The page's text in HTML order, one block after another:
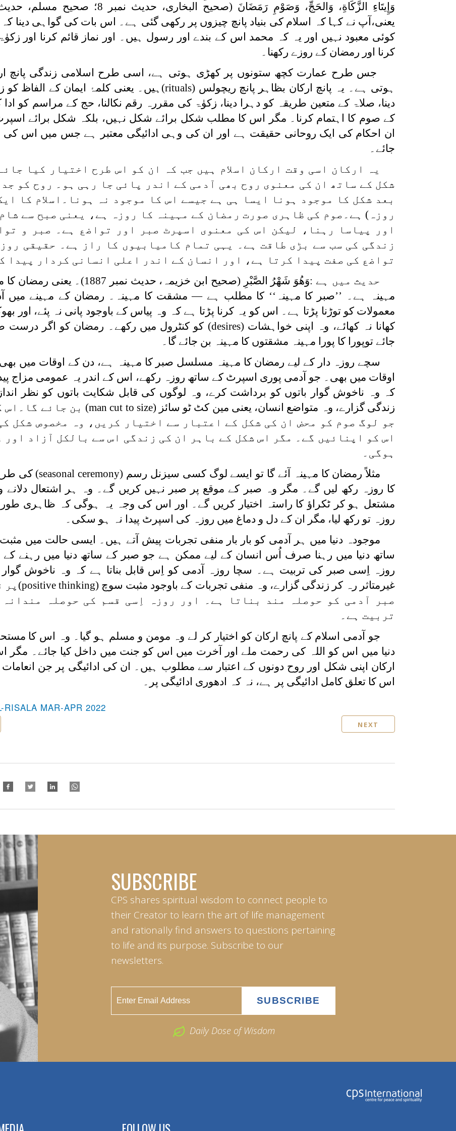
وَإِيتَاءِ الزَّكَاةِ، وَالحَجِّ، وَصَوْمِ رَمَضَانَ
یعنی،آپ نے کہا کہ اسلام کی بنیاد پانچ چیزوں پر رکھی گئی ہے۔ اس بات کی گواہی دینا کہ
کوئی معبود نہیں اور یہ کہ محمد اس کے بندے اور رسول ہیں۔ اور نماز قائم کرنا اور زکوٰۃ
کرنا اور رمضان کے روزے رکھنا۔
جس طرح عمارت کچھ ستونوں پر کھڑی ہوتی ہے، اسی طرح اسلامی زندگی پانچ
ہوتی ہے۔ یہ پانچ ارکان بظاہر پانچ ریچولس (rituals)ہیں۔ یعنی کلمۂ ایمان کے الفاظ کو
دینا، صلاۃ کے متعین طریقہ کو دہرا دینا، زکوٰۃ کی مقررہ رقم نکالنا، حج کے مراسم کو ادا
کے صوم کا اہتمام کرنا۔ مگر اس کا مطلب شکل برائے شکل نہیں، بلکہ شکل برائے
ان احکام کی ایک روحانی حقیقت ہے اور ان کی وہی ادائیگی معتبر ہے جس میں اس کی
جائے۔
یہ ارکان اسی وقت ارکان اسلام ہیں جب کہ ان کو اس طرح اختیار کیا
شکل کے ساتھ ان کی معنوی روح بھی آدمی کے اندر پائی جا رہی ہو۔ روح کو
بعد شکل کا موجود ہونا ایسا ہی ہے جیسے اس کا موجود نہ ہونا۔اسلام کا
روزہ) ہے۔صوم کی ظاہری صورت رمضان کے مہینہ کا روزہ ہے، یعنی صبح سے
اور پیاسا رہنا، لیکن اس کی معنوی اسپرٹ صبر اور تواضع ہے۔ صبر و
زندگی کی سب سے بڑی طاقت ہے۔ یہی تمام کامیابیوں کا راز ہے۔ حقیقی
تواضع کی صفت پیدا کرتا ہے، اور انسان کے اندر اعلی انسانی کردار پیدا
حدیث میں ہے :وَهُوَ ‌شَهْرُ ‌الصَّبْرِ
(صحیح ابن خزیمہ، حدیث نمبر 1887)۔
مہینہ ہے۔ ’’صبر کا مہینہ‘‘ کا مطلب ہے — مشقت کا مہینہ۔ رمضان کے مہینے میں
معمولات کو توڑنا پڑتا ہے۔ اس کو یہ کرنا پڑتا ہے کہ وہ پیاس کے باوجود پانی نہ پئے، اور
کھانا نہ کھائے، وہ اپنی خواہشات (desires) کو کنٹرول میں رکھے۔ رمضان کو اگر درست
جائے توپورا کا پورا مہینہ مشقتوں کا مہینہ بن جائے گا۔
سچے روزہ دار کے لیے رمضان کا مہینہ مسلسل صبر کا مہینہ ہے، دن کے اوقات میں
اوقات میں بھی۔ جو آدمی پوری اسپرٹ کے ساتھ روزہ رکھے، اس کے اندر یہ عمومی مزاج
کہ وہ ناخوش گوار باتوں کو برداشت کرے، وہ لوگوں کی قابل شکایت باتوں کو نظر
زندگی گزارے، وہ متواضع انسان، یعنی مین کٹ ٹو سائز (man cut to size) بن جائے گا۔اس
جو لوگ صوم کو محض ان کی شکل کے اعتبار سے اختیار کریں، وہ مخصوص شکل
اس کو اپنائیں گے۔ مگر اس شکل کے باہر ان کی زندگی اس سے بالکل آزاد اور
ہوگی۔
مثلاً رمضان کا مہینہ آئے گا تو ایسے لوگ کسی سیزنل رسم (seasonal ceremony) کی
کا روزہ رکھ لیں گے۔ مگر وہ صبر کے موقع پر صبر نہیں کریں گے۔ وہ ہر اشتعال دلانے
مشتعل ہو کر ٹکراؤ کا راستہ اختیار کریں گے۔ اور اس کی وجہ یہ ہوگی کہ ظاہری طور
روزہ تو رکھ لیا، مگر ان کے دل و دماغ میں روزہ کی اسپرٹ پیدا نہ ہو سکی۔
موجودہ دنیا میں ہر آدمی کو بار بار منفی تجربات پیش آتے ہیں۔ ایسی حالت میں
ساتھ دنیا میں رہنا صرف اُس انسان کے لیے ممکن ہے جو صبر کے ساتھ دنیا میں رہنے کے
روزہ اِسی صبر کی تربیت ہے۔ سچا روزہ آدمی کو اِس قابل بناتا ہے کہ وہ ناخوش
غیرمتاثر رہ کر زندگی گزارے، وہ منفی تجربات کے باوجود مثبت سوچ (positive thinking)پر
صبر آدمی کو حوصلہ مند بناتا ہے۔ اور روزہ اِسی قسم کی حوصلہ
تربیت ہے۔
جو آدمی اسلام کے پانچ ارکان کو اختیار کر لے وہ مومن و مسلم ہو گیا۔ وہ اس کا
دنیا میں اس کو اللہ کی رحمت ملے اور آخرت میں اس کو جنت میں داخل کیا جائے۔ مگر
ارکان اپنی شکل اور روح دونوں کے اعتبار سے مطلوب ہیں۔ ان کی ادائیگی پر جن
اس کا تعلق کامل ادائیگی پر ہے، نہ کہ ادھوری ادائیگی پر۔
RISALA MAR-APR 2022
NEXT
SUBSCRIBE
CPS shares spiritual wisdom to connect people to
their Creator to learn the art of life management
and rationally find answers to questions pertaining
to life and its purpose. Subscribe to our
newsletters.
Daily Dose of Wisdom